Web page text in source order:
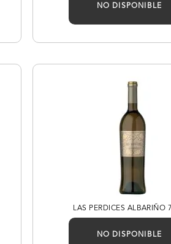
NO DISPONIBLE
LAS PERDICES ALBARIÑO
NO DISPONIBLE